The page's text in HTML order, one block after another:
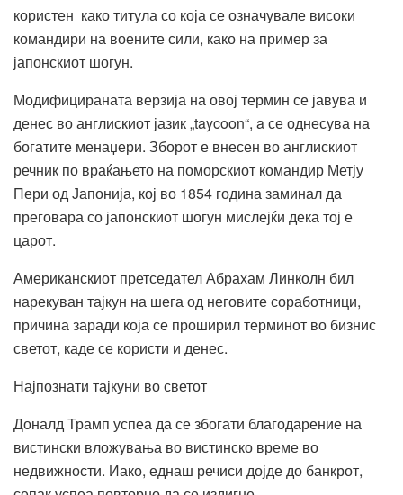
користен како титула со која се означувале високи
командири на воените сили, како на пример за
јапонскиот шогун.
Модифицираната верзија на овој термин се јавува и
денес во англискиот јазик „taycoon“, a се однесува на
богатите менаџери. Зборот е внесен во англискиот
речник по враќањето на поморскиот командир Метју
Пери од Јапонија, кој во 1854 година заминал да
преговара со јапонскиот шогун мислејќи дека тој е
царот.
Американскиот претседател Абрахам Линколн бил
нарекуван тајкун на шега од неговите соработници,
причина заради која се проширил терминот во бизнис
светот, каде се користи и денес.
Најпознати тајкуни во светот
Доналд Трамп успеа да се збогати благодарение на
вистински вложувања во вистинско време во
недвижности. Иако, еднаш речиси дојде до банкрот,